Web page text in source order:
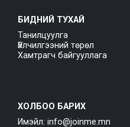
БИДНИЙ ТУХАЙ
Танилцуулга
Үйлчилгээний төрөл
Хамтрагч байгууллага
ХОЛБОО БАРИХ
Имэйл: info@joinme.mn